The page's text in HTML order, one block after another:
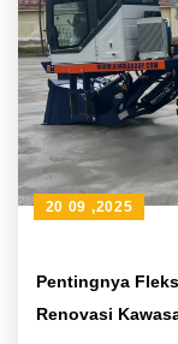
Pentingnya
Renovasi
20 09 ,2025